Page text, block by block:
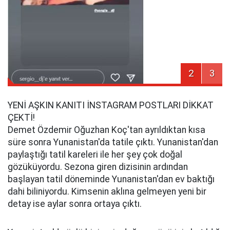
2 3
YENİ AŞKIN KANITI İNSTAGRAM POSTLARI DİKKAT
ÇEKTİ!
Demet Özdemir Oğuzhan Koç'tan ayrıldıktan kısa
süre sonra Yunanistan'da tatile çıktı. Yunanistan'dan
paylaştığı tatil kareleri ile her şey çok doğal
gözüküyordu. Sezona giren dizisinin ardından
başlayan tatil döneminde Yunanistan'dan ev baktığı
dahi biliniyordu. Kimsenin aklına gelmeyen yeni bir
detay ise aylar sonra ortaya çıktı.